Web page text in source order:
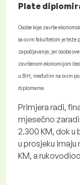
Plate
Osobe koje završe
sa ovim fakultetom je teže
zapošljavanje, jer osobe
završenom ekonomijom
u BiH, međutim na ovim
diplomama.
Primjera radi,
mjesečno
2.300 KM, dok
u prosjeku imaju
KM, a